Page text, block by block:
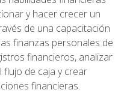
y hacer crecer un
de una capacitación
finanzas personales de
financieros, analizar
flujo de caja y crear
financieras.